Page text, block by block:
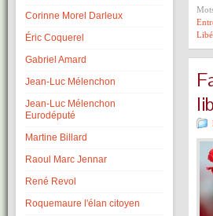
Corinne Morel Darleux
Éric Coquerel
Gabriel Amard
Jean-Luc Mélenchon
Jean-Luc Mélenchon
Eurodéputé
Martine Billard
Raoul Marc Jennar
René Revol
Roquemaure l'élan citoyen